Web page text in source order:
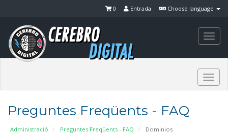
Choose language
Entrada
0
Preguntes Freqüents - FAQ
Administració Preguntes Freqüents - FAQ Dominios